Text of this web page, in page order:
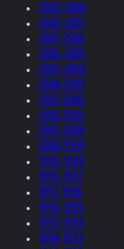
2009-2008
2008-2007
2007-2006
2006-2005
2005-2004
2004-2003
2003-2002
2002-2001
2001-2000
2000-1999
1999-1998
1998-1997
1997-1996
1996-1995
1995-1994
1994-1993